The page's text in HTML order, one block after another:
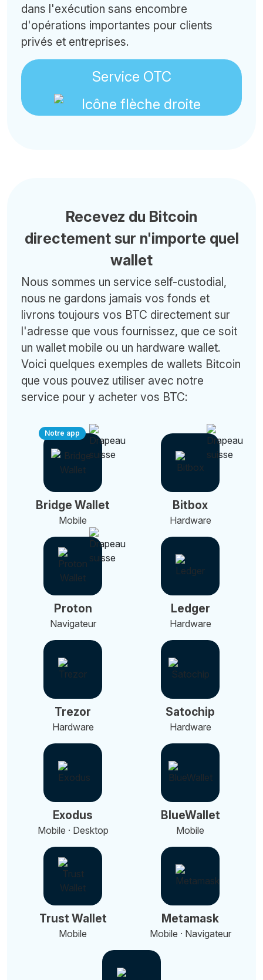
dans l'exécution sans encombre
d'opérations importantes pour clients
privés et entreprises.
Service OTC
Recevez du Bitcoin
directement sur n'importe quel
wallet
Nous sommes un service self-custodial,
nous ne gardons jamais vos fonds et
livrons toujours vos BTC directement sur
l'adresse que vous fournissez, que ce soit
un wallet mobile ou un hardware wallet.
Voici quelques exemples de wallets Bitcoin
que vous pouvez utiliser avec notre
service pour y acheter vos BTC:
Notre app
Bridge Wallet
Mobile
Bitbox
Hardware
Proton
Navigateur
Ledger
Hardware
Trezor
Hardware
Satochip
Hardware
Exodus
Mobile · Desktop
BlueWallet
Mobile
Trust Wallet
Mobile
Metamask
Mobile · Navigateur